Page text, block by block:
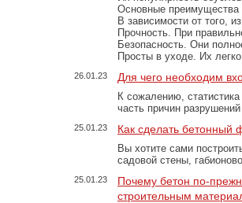
Основные преимущества
В зависимости от того,
Прочность. При
Безопасность. Они
Просты в уходе. Их
26.01.23 Для чего необходим
К сожалению,
часть причин
25.01.23 Как сделать бетонный
Вы хотите сами
садовой стены,
25.01.23
Почему бетон по-
строительным